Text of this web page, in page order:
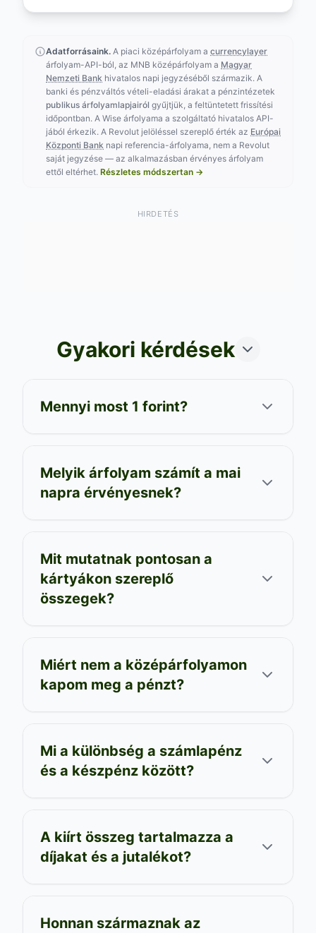
Adatforrásaink. A piaci középárfolyam a currencylayer
árfolyam-API-ból, az MNB középárfolyam a Magyar
Nemzeti Bank hivatalos napi jegyzéséből származik. A
banki és pénzváltós vételi-eladási árakat a pénzintézetek
publikus árfolyamlapjairól gyűjtjük, a feltüntetett frissítési
időpontban. A Wise árfolyama a szolgáltató hivatalos API-
jából érkezik. A Revolut jelöléssel szereplő érték az Európai
Központi Bank napi referencia-árfolyama, nem a Revolut
saját jegyzése — az alkalmazásban érvényes árfolyam
ettől eltérhet. Részletes módszertan →
HIRDETÉS
Gyakori kérdések
Mennyi most 1 forint?
Melyik árfolyam számít a mai
napra érvényesnek?
Mit mutatnak pontosan a
kártyákon szereplő
összegek?
Miért nem a középárfolyamon
kapom meg a pénzt?
Mi a különbség a számlapénz
és a készpénz között?
A kiírt összeg tartalmazza a
díjakat és a jutalékot?
Honnan származnak az